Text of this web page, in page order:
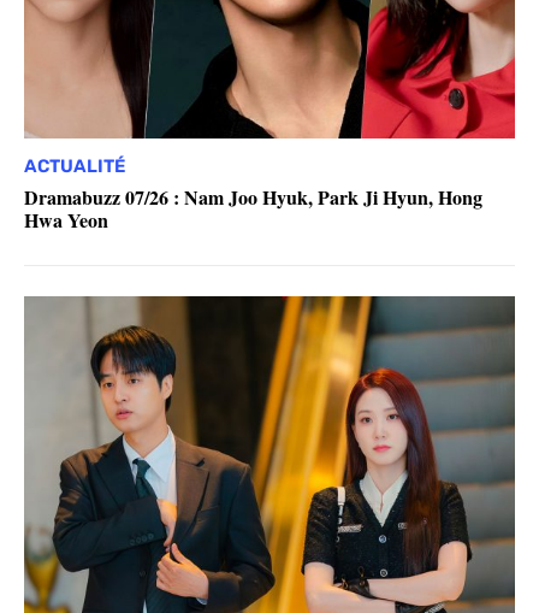
ACTUALITÉ
Dramabuzz 07/26 : Nam Joo Hyuk, Park Ji Hyun, Hong
Hwa Yeon